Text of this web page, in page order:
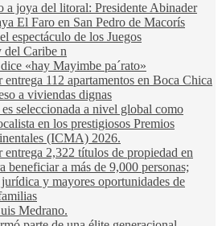
a joya del litoral: Presidente Abinader
El Faro en San Pedro de Macorís
espectáculo de los Juegos
del Caribe n
«hay Mayimbe pa´rato»
entrega 112 apartamentos en Boca Chica
a viviendas dignas
seleccionada a nivel global como
en los prestigiosos Premios
(ICMA) 2026.
entrega 2,322 títulos de propiedad en
beneficiar a más de 9,000 personas;
y mayores oportunidades de
Medrano.